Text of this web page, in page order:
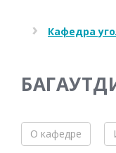
Кафедра
О кафедре